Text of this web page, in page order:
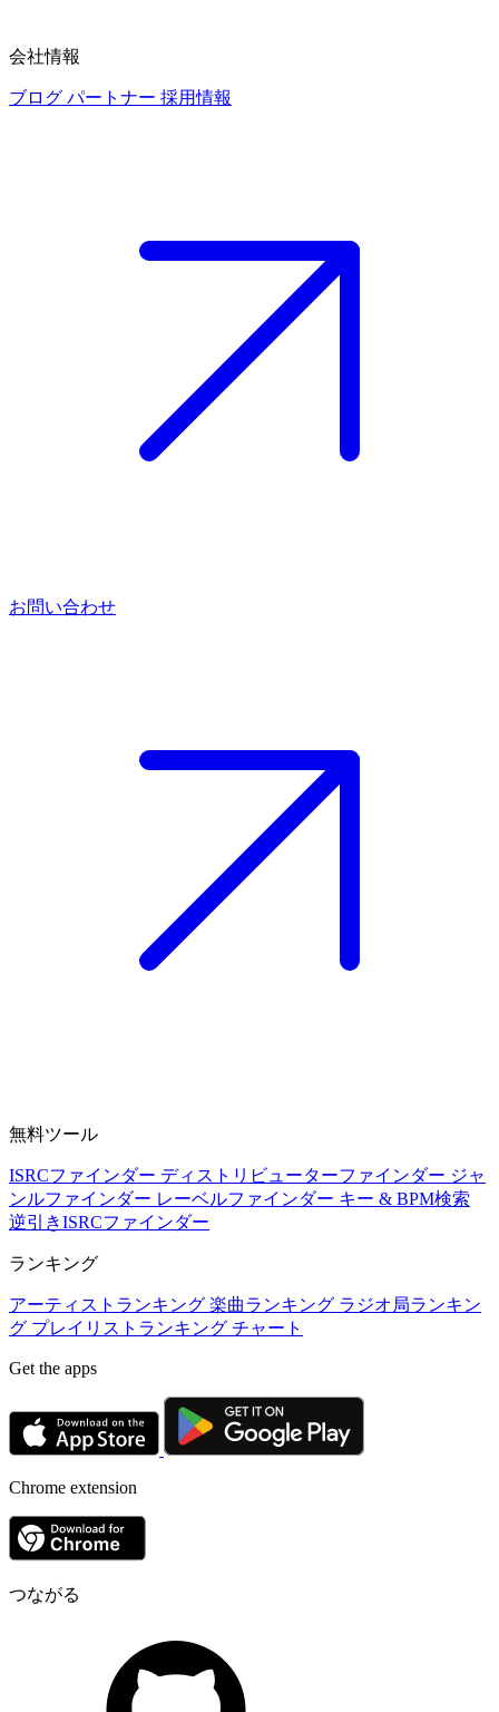
会社情報
ブログ パートナー 採用情報
お問い合わせ
無料ツール
ISRCファインダー ディストリビューターファインダー ジャ
ンルファインダー レーベルファインダー キー & BPM検索
逆引きISRCファインダー
ランキング
アーティストランキング 楽曲ランキング ラジオ局ランキン
グ プレイリストランキング チャート
Get the apps
Chrome extension
つながる